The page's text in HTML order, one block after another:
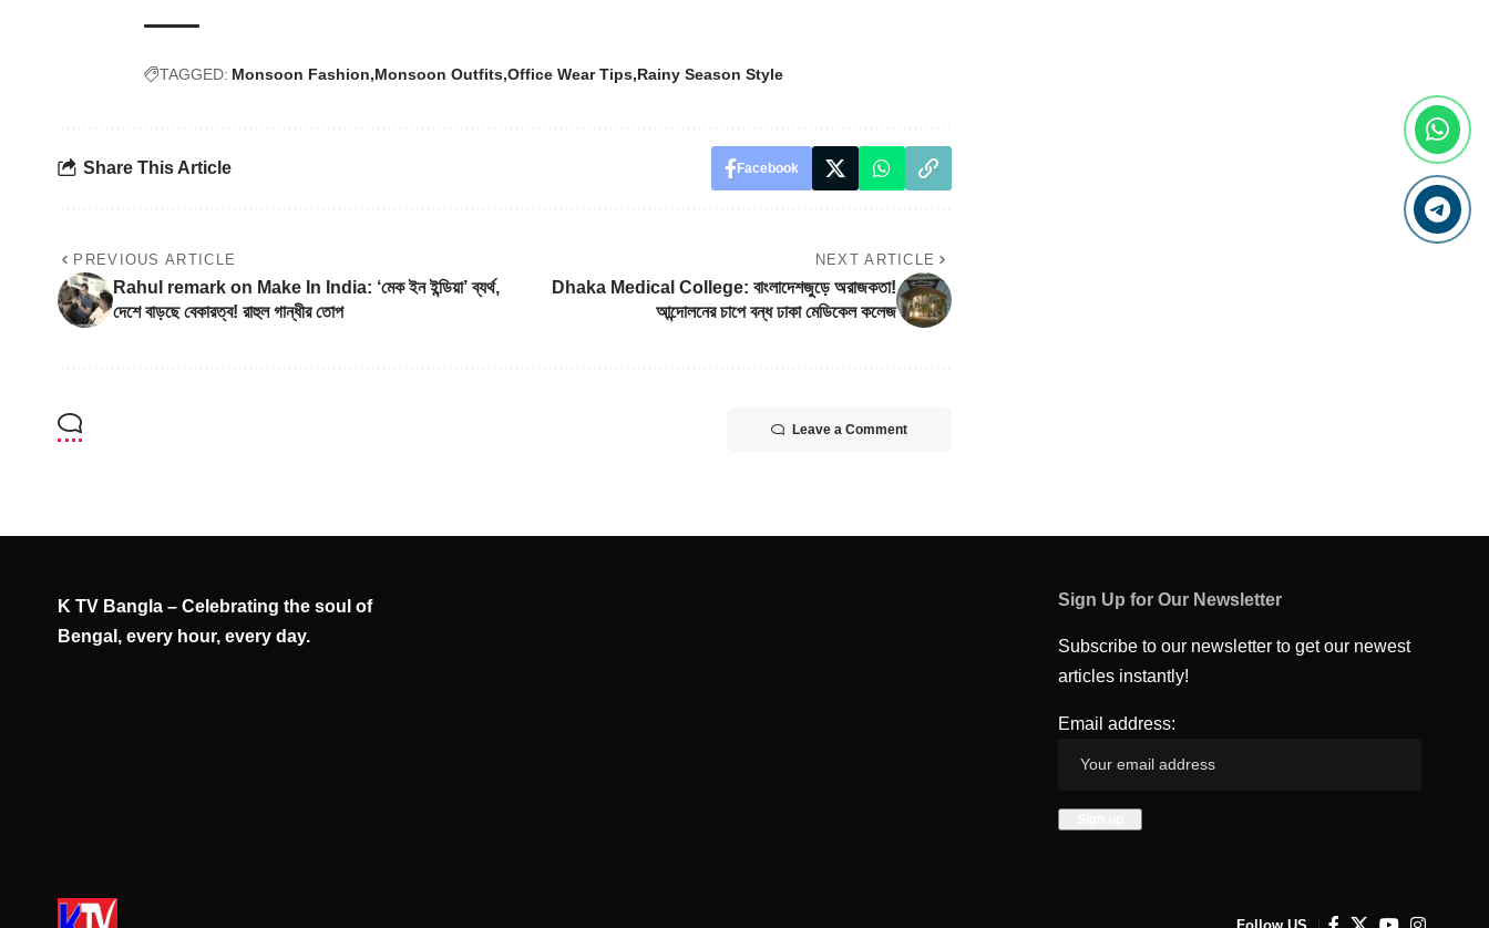
TAGGED: Monsoon Fashion Monsoon Outfits Office Wear Tips Rainy Season Style
Share This Article Facebook
PREVIOUS ARTICLE
Rahul remark on Make In India: ‘মেক ইন ইন্ডিয়া’ ব্যর্থ,
দেশে বাড়ছে বেকারত্ব! রাহুল গান্ধীর তোপ
NEXT ARTICLE
Dhaka Medical College: বাংলাদেশজুড়ে অরাজকতা!
আন্দোলনের চাপে বন্ধ ঢাকা মেডিকেল কলেজ
Leave a Comment
K TV Bangla – Celebrating the soul of
Bengal, every hour, every day.
Sign Up for Our Newsletter
Subscribe to our newsletter to get our newest
articles instantly!
Email address: